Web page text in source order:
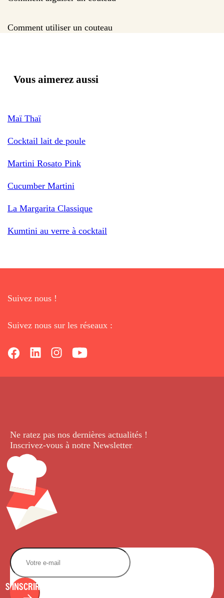
Comment utiliser un couteau
Vous aimerez aussi
Maï Thaï
Cocktail lait de poule
Martini Rosato Pink
Cucumber Martini
La Margarita Classique
Kumtini au verre à cocktail
Suivez nous !
Suivez nous sur les réseaux :
Ne ratez pas nos dernières actualités !
Inscrivez-vous à notre Newsletter.
S'INSCRIRE